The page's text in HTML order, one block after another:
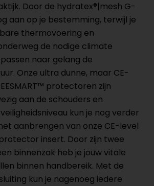
Door de hydratex®|mesh G-
aan op je bestemming, terwijl je
thermovoering en
de nodige climate
naar gelang de
Onze ultra dunne, maar CE-
protectoren zijn
aan de schouders en
kun je nog verder
aanbrengen van onze CE-level
insert. Door zijn twee
binnenzak heb je jouw vitale
binnen handbereik. Met de
kun je nagenoeg iedere